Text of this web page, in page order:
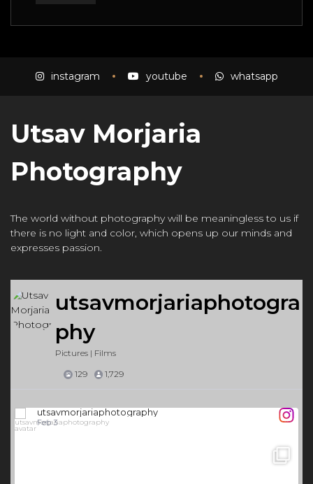
instagram youtube whatsapp
Utsav Morjaria
Photography
The world without photography will be meaningless to us if
there is no light and color, which opens up our minds and
expresses passion.
utsavmorjariaphotogra
phy
Pictures | Films
129
1,729
utsavmorjariaphotography
Feb 3